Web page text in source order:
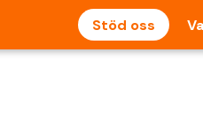
Stöd oss